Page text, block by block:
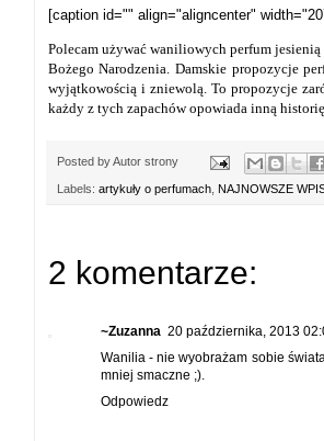
[caption id="" align="aligncenter"
Polecam używać waniliowych perfum
Bożego Narodzenia. Damskie propozycje
wyjątkowością i zniewolą. To propozycje
każdy z tych zapachów opowiada inną
Posted byAutor strony
Labels: artykuły o perfumach, NAJNOWSZE
2 komentarze:
~Zuzanna 20 października, 2013
Wanilia - nie wyobrażam sobie
mniej smaczne ;).
Odpowiedz